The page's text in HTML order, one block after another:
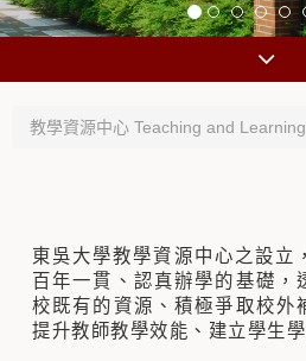
教學資源中心 Teaching and
東吳大學教學資源中心之設立
百年一貫、認真辦學的基礎，
校既有的資源、積極爭取校外
提升教師教學效能、建立學生